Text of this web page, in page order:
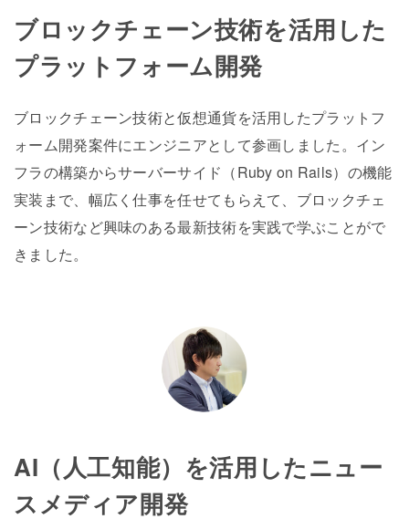
ブロックチェーン技術を活用した
プラットフォーム開発
ブロックチェーン技術と仮想通貨を活用したプラットフ
ォーム開発案件にエンジニアとして参画しました。イン
フラの構築からサーバーサイド（Ruby on Rails）の機能
実装まで、幅広く仕事を任せてもらえて、ブロックチェ
ーン技術など興味のある最新技術を実践で学ぶことがで
きました。
AI（人工知能）を活用したニュー
スメディア開発